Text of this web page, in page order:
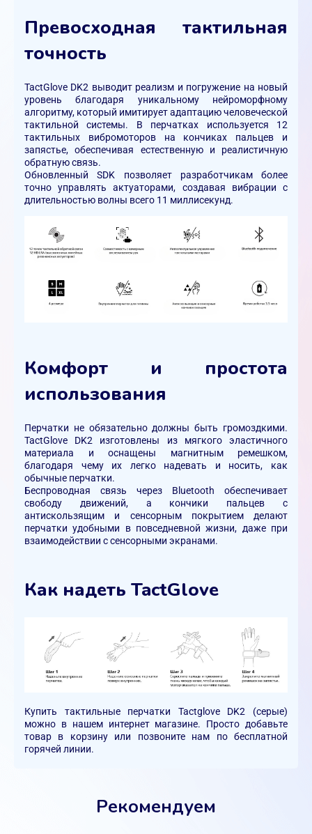
Превосходная тактильная
точность
TactGlove DK2 выводит реализм и погружение на новый
уровень благодаря уникальному нейроморфному
алгоритму, который имитирует адаптацию человеческой
тактильной системы. В перчатках используется 12
тактильных вибромоторов на кончиках пальцев и
запястье, обеспечивая естественную и реалистичную
обратную связь.
Обновленный SDK позволяет разработчикам более
точно управлять актуаторами, создавая вибрации с
длительностью волны всего 11 миллисекунд.
Комфорт и простота
использования
Перчатки не обязательно должны быть громоздкими.
TactGlove DK2 изготовлены из мягкого эластичного
материала и оснащены магнитным ремешком,
благодаря чему их легко надевать и носить, как
обычные перчатки.
Беспроводная связь через Bluetooth обеспечивает
свободу движений, а кончики пальцев с
антискользящим и сенсорным покрытием делают
перчатки удобными в повседневной жизни, даже при
взаимодействии с сенсорными экранами.
Как надеть TactGlove
Купить тактильные перчатки Tactglove DK2 (серые)
можно в нашем интернет магазине. Просто добавьте
товар в корзину или позвоните нам по бесплатной
горячей линии.
Рекомендуем